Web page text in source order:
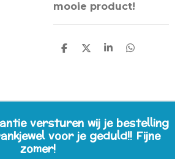
mooie product!
D
D
S
D
versturen wij je bestelling
voor je geduld!! Fijne
zomer!